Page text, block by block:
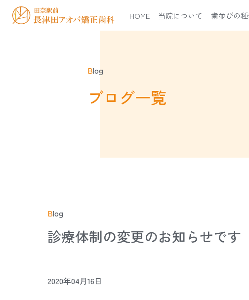
HOME 当院について 歯並びの
Blog
ブログ一覧
Blog
診療体制の変更のお知らせで
2020年04月16日